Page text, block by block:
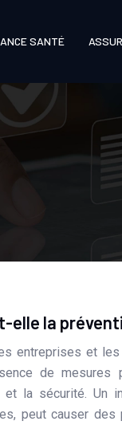
SANTÉ
elle la
de mesures
la sécurité. Un
peut causer